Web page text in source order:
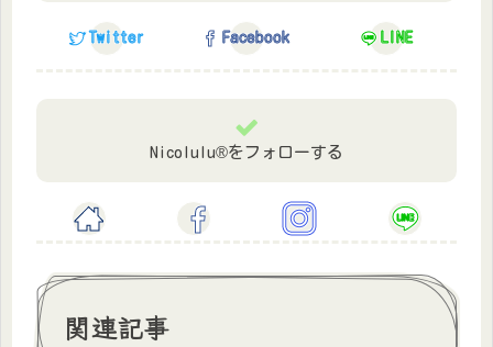
Twitter Facebook LINE
Nicolulu®をフォローする
関連記事